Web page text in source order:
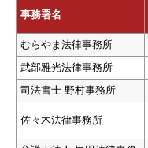
事務署名
むらやま法律事務所
武部雅光法律事務所
司法書士 野村事務所
佐々木法律事務所